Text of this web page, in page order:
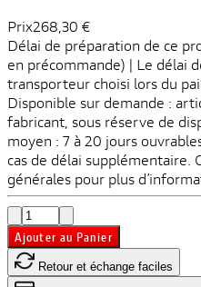
Prix268,30 €
Délai de préparation de ce
en précommande) | Le délai
transporteur choisi lors du
Disponible sur demande :
fabricant, sous réserve de
moyen : 7 à 20 jours
cas de délai supplémentaire.
générales pour plus
Ajouter au Panier
Retour et échange faciles